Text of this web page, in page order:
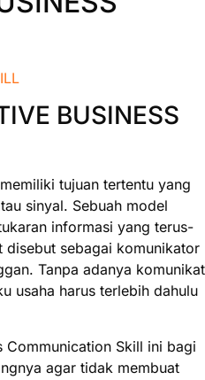
BUSINESS
tujuan tertentu yang
sinyal. Sebuah model
informasi yang terus-
disebut sebagai komunikator
Tanpa adanya
usaha harus terlebih dahulu
Communication Skill ini bagi
agar tidak membuat